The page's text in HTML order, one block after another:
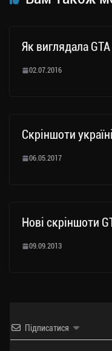
Як виглядала
02.07.2016
Скріншоти
06.05.2017
Нові скріншоти
09.09.2013
Підписатися